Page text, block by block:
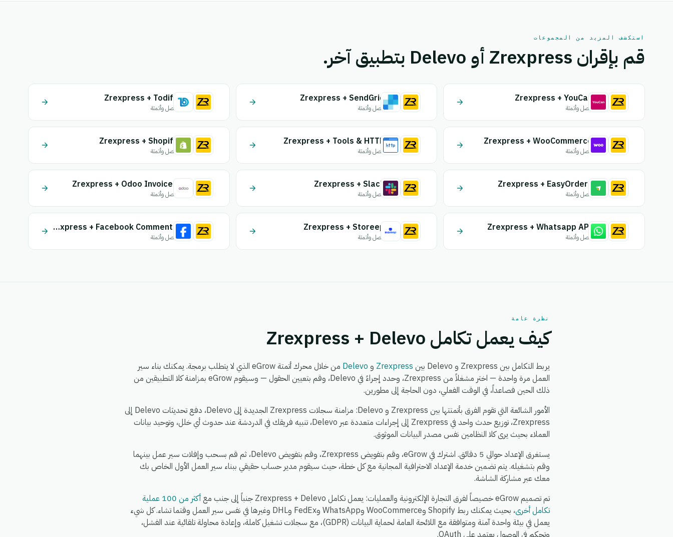
استكشف المزيد من المجموعات
قم بإقران Zrexpress أو Delevo بتطبيق آخر.
Zrexpress + YouCan
اتصل وأتمتة
Zrexpress + SendGrid
اتصل وأتمتة
Zrexpress + Todify
اتصل وأتمتة
Zrexpress + WooCommerce
اتصل وأتمتة
Zrexpress + Tools & HTTP
اتصل وأتمتة
Zrexpress + Shopify
اتصل وأتمتة
Zrexpress + EasyOrders
اتصل وأتمتة
Zrexpress + Slack
اتصل وأتمتة
Zrexpress + Odoo Invoices
اتصل وأتمتة
Zrexpress + Whatsapp API
اتصل وأتمتة
Zrexpress + Storeep
اتصل وأتمتة
Zrexpress + Facebook Comments
اتصل وأتمتة
نظرة عامة
كيف يعمل تكامل Zrexpress + Delevo
يربط التكامل بين Zrexpress و Delevo بين Zrexpress و Delevo
من خلال محرك أتمتة eGrow الذي لا يتطلب برمجة. يمكنك بناء سير
العمل مرة واحدة — اختر مشغلاً من Zrexpress، وحدد إجراءً في Delevo، وقم بتعيين الحقول — وسيقوم eGrow بمزامنة كلا التطبيقين من
ذلك الحين فصاعداً، في الوقت الفعلي، دون الحاجة إلى مطورين.
الأمور الشائعة التي تقوم الفرق بأتمتتها بين Zrexpress و Delevo: مزامنة سجلات Zrexpress الجديدة إلى Delevo، دفع تحديثات Delevo إلى
Zrexpress، توزيع حدث واحد في Zrexpress إلى إجراءات متعددة عبر Delevo، تنبيه فريقك في الدردشة عند حدوث أي خلل، وتوحيد بيانات
العملاء بحيث يرى كلا النظامين نفس مصدر البيانات الموثوق.
يستغرق الإعداد حوالي 5 دقائق. اشترك في eGrow، وقم بتفويض Zrexpress، وقم بتفويض Delevo، ثم قم بسحب وإفلات سير عمل بينهما
وقم بتشغيله. يتم تضمين خدمة الإعداد الاحترافية المجانية مع كل خطة، حيث سيقوم مدير حساب حقيقي ببناء سير العمل الأول الخاص بك
معك عبر مشاركة الشاشة.
تم تصميم eGrow خصيصاً لفرق التجارة الإلكترونية والعمليات: يعمل تكامل Zrexpress + Delevo جنباً إلى جنب مع
أكثر من 100 عملية
تكامل أخرى
، بحيث يمكنك ربط Shopify وWooCommerce وWhatsApp وFedEx وDHL وغيرها في نفس سير العمل وقتما تشاء. كل شيء
يعمل في بيئة واحدة آمنة ومتوافقة مع اللائحة العامة لحماية البيانات (GDPR)، مع سجلات تشغيل كاملة، وإعادة محاولة تلقائية عند الفشل،
وتحكم في الوصول يعتمد على OAuth.